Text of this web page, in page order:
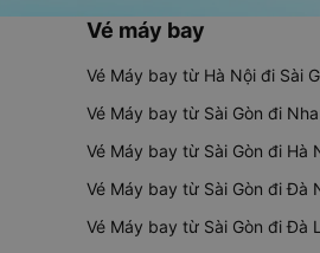
Vé máy bay
Vé Máy bay từ Hà Nội đi Sài
Vé Máy bay từ Sài Gòn đi
Vé Máy bay từ Sài Gòn đi Hà
Vé Máy bay từ Sài Gòn đi Đà
Vé Máy bay từ Sài Gòn đi Đà